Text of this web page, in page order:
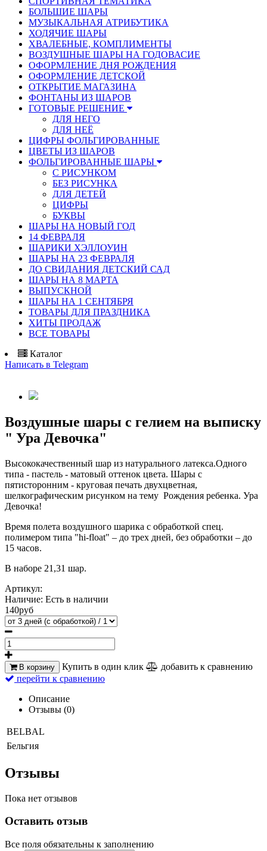
БОЛЬШИЕ ШАРЫ
МУЗЫКАЛЬНАЯ АТРИБУТИКА
ХОДЯЧИЕ ШАРЫ
ХВАЛЕБНЫЕ, КОМПЛИМЕНТЫ
ВОЗДУШНЫЕ ШАРЫ НА ГОДОВАСИЕ
ОФОРМЛЕНИЕ ДНЯ РОЖДЕНИЯ
ОФОРМЛЕНИЕ ДЕТСКОЙ
ОТКРЫТИЕ МАГАЗИНА
ФОНТАНЫ ИЗ ШАРОВ
ГОТОВЫЕ РЕШЕНИЕ
ДЛЯ НЕГО
ДЛЯ НЕЁ
ЦИФРЫ ФОЛЬГИРОВАННЫЕ
ЦВЕТЫ ИЗ ШАРОВ
ФОЛЬГИРОВАННЫЕ ШАРЫ
С РИСУНКОМ
БЕЗ РИСУНКА
ДЛЯ ДЕТЕЙ
ЦИФРЫ
БУКВЫ
ШАРЫ НА НОВЫЙ ГОД
14 ФЕВРАЛЯ
ШАРИКИ ХЭЛЛОУИН
ШАРЫ НА 23 ФЕВРАЛЯ
ДО СВИДАНИЯ ДЕТСКИЙ САД
ШАРЫ НА 8 МАРТА
ВЫПУСКНОЙ
ШАРЫ НА 1 СЕНТЯБРЯ
ТОВАРЫ ДЛЯ ПРАЗДНИКА
ХИТЫ ПРОДАЖ
ВСЕ ТОВАРЫ
Каталог
Написать в Telegram
Воздушные шары с гелием на выписку
" Ура Девочка"
Высококачественный шар из натурального латекса.Одного
типа - пастель - матовый оттенок цвета. Шары с
пятисторонним - круговая печать двухцветная,
шелкографическим рисунком на тему Рождения ребенка. Ура
Девочка!
Время полета воздушного шарика с обработкой спец.
полимером типа "hi-float" – до трех дней, без обработки – до
15 часов.
В наборе 21,31 шар.
Артикул:
Наличие: Есть в наличии
140руб
В корзину Купить в один клик
добавить к сравнению
перейти к сравнению
Описание
Отзывы (0)
BELBAL
Бельгия
Отзывы
Пока нет отзывов
Оставить отзыв
Все поля обязательны к заполнению